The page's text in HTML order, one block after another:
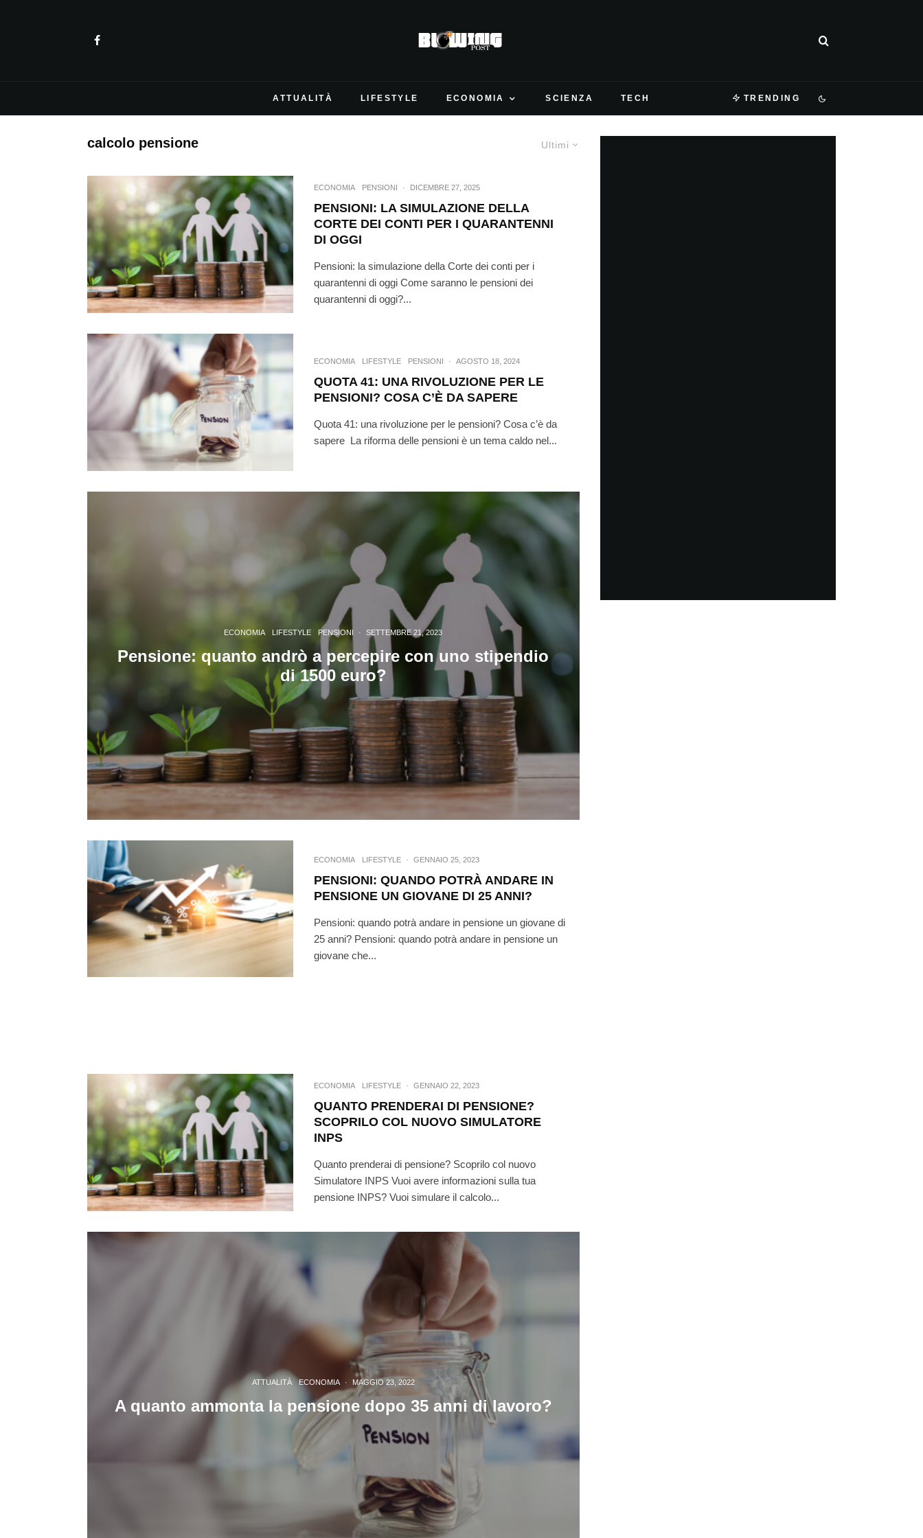
ATTUALITÀ LIFESTYLE ECONOMIA SCIENZA TECH TRENDING
Ultimi
calcolo pensione
ECONOMIA PENSIONI · DICEMBRE 27, 2025
PENSIONI: LA SIMULAZIONE DELLA
CORTE DEI CONTI PER I QUARANTENNI
DI OGGI
Pensioni: la simulazione della Corte dei conti per i
quarantenni di oggi Come saranno le pensioni dei
quarantenni di oggi?...
ECONOMIA LIFESTYLE PENSIONI · AGOSTO 18, 2024
QUOTA 41: UNA RIVOLUZIONE PER LE
PENSIONI? COSA C’È DA SAPERE
Quota 41: una rivoluzione per le pensioni? Cosa c’è da
sapere La riforma delle pensioni è un tema caldo nel...
ECONOMIA LIFESTYLE PENSIONI · SETTEMBRE 21, 2023
Pensione: quanto andrò a percepire con uno stipendio
di 1500 euro?
ECONOMIA LIFESTYLE · GENNAIO 25, 2023
PENSIONI: QUANDO POTRÀ ANDARE IN
PENSIONE UN GIOVANE DI 25 ANNI?
Pensioni: quando potrà andare in pensione un giovane di
25 anni? Pensioni: quando potrà andare in pensione un
giovane che...
ECONOMIA LIFESTYLE · GENNAIO 22, 2023
QUANTO PRENDERAI DI PENSIONE?
SCOPRILO COL NUOVO SIMULATORE
INPS
Quanto prenderai di pensione? Scoprilo col nuovo
Simulatore INPS Vuoi avere informazioni sulla tua
pensione INPS? Vuoi simulare il calcolo...
ATTUALITÀ ECONOMIA · MAGGIO 23, 2022
A quanto ammonta la pensione dopo 35 anni di lavoro?